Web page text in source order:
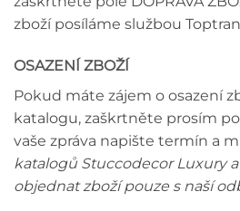
zboží posíláme službou
OSAZENÍ ZBOŽÍ
Pokud máte zájem o osazení
katalogu, zaškrtněte prosím
vaše zpráva napište termín a
katalogů Stuccodecor Luxury
objednat zboží pouze s naší